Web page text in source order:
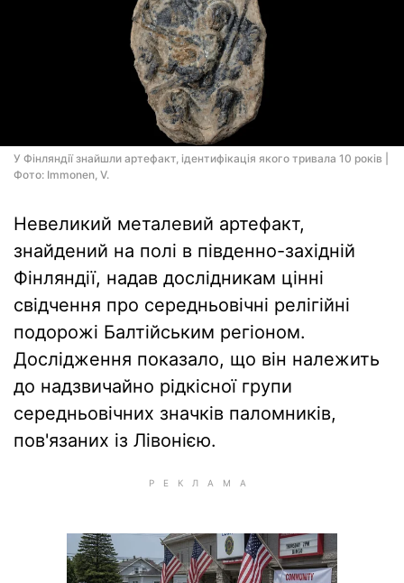
У Фінляндії знайшли артефакт, ідентифікація якого тривала 10 років |
Фото: Immonen, V.
Невеликий металевий артефакт,
знайдений на полі в південно-західній
Фінляндії, надав дослідникам цінні
свідчення про середньовічні релігійні
подорожі Балтійським регіоном.
Дослідження показало, що він належить
до надзвичайно рідкісної групи
середньовічних значків паломників,
пов'язаних із Лівонією.